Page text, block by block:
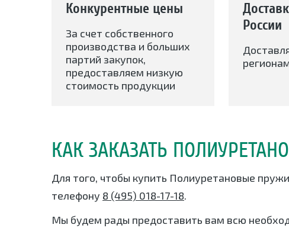
Конкурентные цены
За счет собственного
производства и больших
партий закупок,
предоставляем низкую
стоимость продукции
России
КАК ЗАКАЗАТЬ
Для того, чтобы купить Полиуретановые
телефону 8 (495) 018-17-18.
Мы будем рады предоставить вам всю